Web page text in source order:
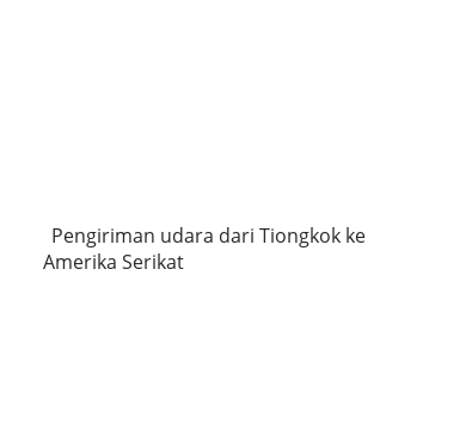
Pengiriman udara dari Tiongkok ke
Amerika Serikat